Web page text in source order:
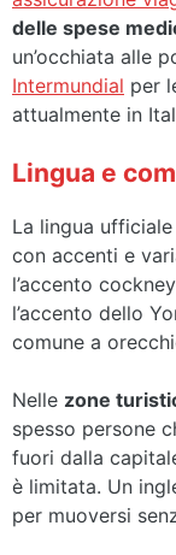
delle spese
un’occhiata alle
Intermundial per
attualmente in
Lingua e
La lingua ufficiale
con accenti e
l’accento
l’accento dello
comune a
Nelle zone
spesso persone
fuori dalla
è limitata. Un
per muoversi